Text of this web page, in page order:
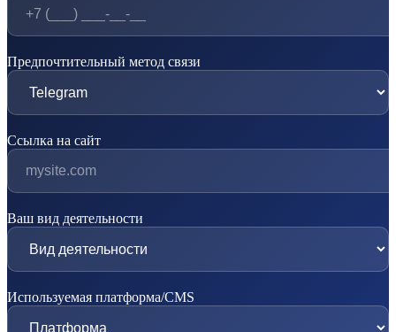
Предпочтительный метод связи
Ссылка на сайт
Ваш вид деятельности
Используемая платформа/CMS